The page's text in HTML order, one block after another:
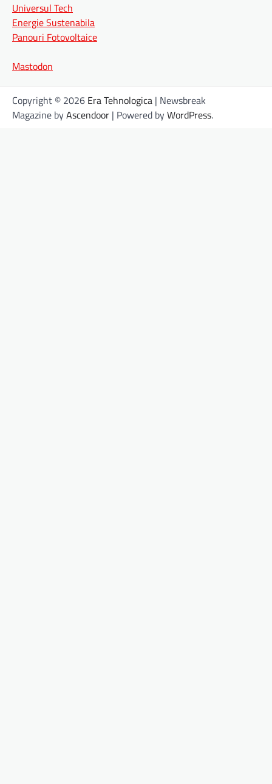
Universul Tech
Energie Sustenabila
Panouri Fotovoltaice
Mastodon
Copyright © 2026 Era Tehnologica | Newsbreak
Magazine byAscendoor | Powered byWordPress.